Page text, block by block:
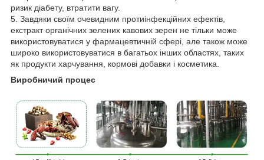
ризик діабету, втратити вагу.
5. Завдяки своїм очевидним протиінфекційних ефектів,
екстракт органічних зелених кавових зерен не тільки може
використовуватися у фармацевтичній сфері, але також може
широко використовуватися в багатьох інших областях, таких
як продукти харчування, кормові добавки і косметика.
Виробничий процес